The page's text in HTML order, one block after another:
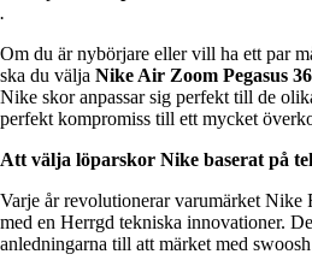
.
Om du är nybörjare eller vill ha ett par
ska du välja Nike Air Zoom Pegasus
Nike skor anpassar sig perfekt till de
perfekt kompromiss till ett mycket
Att välja löparskor Nike baserat på
Varje år revolutionerar varumärket
med en Herrgd tekniska innovationer.
anledningarna till att märket med